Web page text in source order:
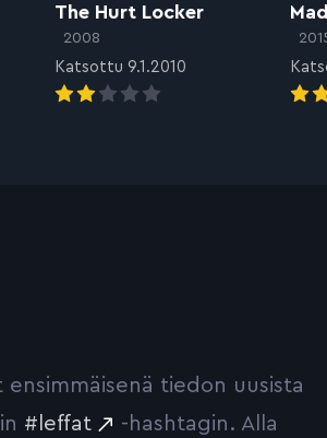
The Hurt Locker
2008
Katsottu 9.1.2010
tiedon uusista
#leffat -hashtagin. Alla